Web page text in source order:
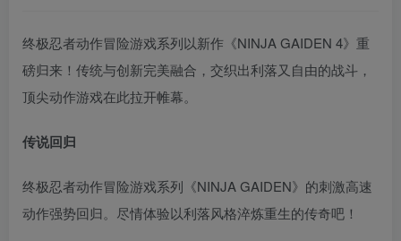
终极忍者动作冒险游戏系列以新作《NINJA GAIDEN 4》重
磅归来！传统与创新完美融合，交织出利落又自由的战斗，
顶尖动作游戏在此拉开帷幕。
传说回归
终极忍者动作冒险游戏系列《NINJA GAIDEN》的刺激高速
动作强势回归。尽情体验以利落风格淬炼重生的传奇吧！